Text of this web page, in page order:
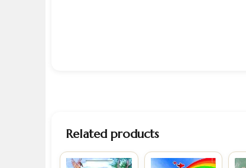
Related products